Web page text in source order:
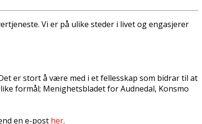
Vi er på ulike steder i livet og engasjerer
er stort å være med i et fellesskap som bidrar til at
formål; Menighetsbladet for Audnedal, Konsmo
en e-post her.